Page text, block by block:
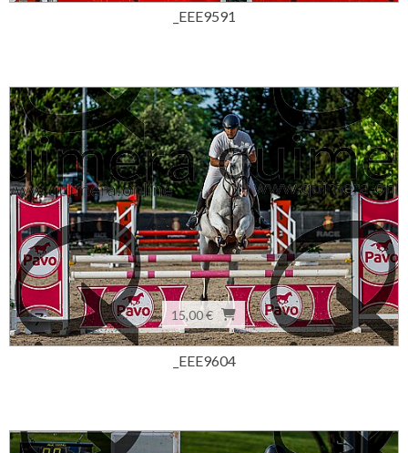
_EEE9591
15,00 €
_EEE9604